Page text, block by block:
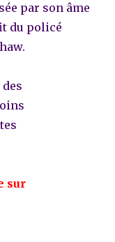
par son âme
du policé
sur